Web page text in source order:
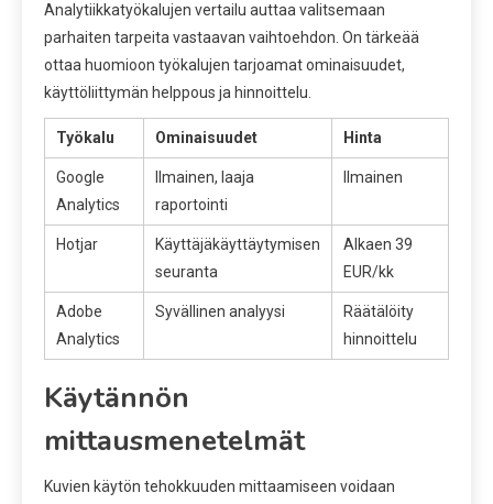
Analytiikkatyökalujen vertailu auttaa valitsemaan
parhaiten tarpeita vastaavan vaihtoehdon. On tärkeää
ottaa huomioon työkalujen tarjoamat ominaisuudet,
käyttöliittymän helppous ja hinnoittelu.
Työkalu Ominaisuudet Hinta
Google
Analytics
Ilmainen, laaja
raportointi
Ilmainen
Hotjar
Käyttäjäkäyttäytymisen
seuranta
Alkaen 39
EUR/kk
Adobe
Analytics
Syvällinen analyysi
Räätälöity
hinnoittelu
Käytännön
mittausmenetelmät
Kuvien käytön tehokkuuden mittaamiseen voidaan